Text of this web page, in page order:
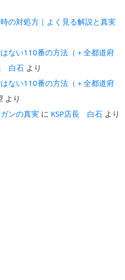
の対処方｜よく見る解説と真実
ない110番の方法（＋全都道府
白石 より
ない110番の方法（＋全都道府
より
ンの真実 に KSP店長 白石 より